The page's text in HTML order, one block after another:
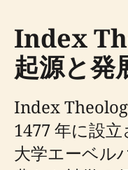
Index
起源と発
Index
1477 年に設
大学エーベル